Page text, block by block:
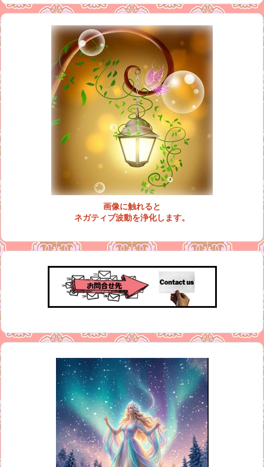
画像に触れると
ネガティブ波動を浄化します。